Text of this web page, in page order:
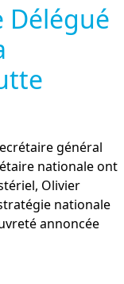
Délégué
général
nationale ont
Olivier
nationale
annoncée